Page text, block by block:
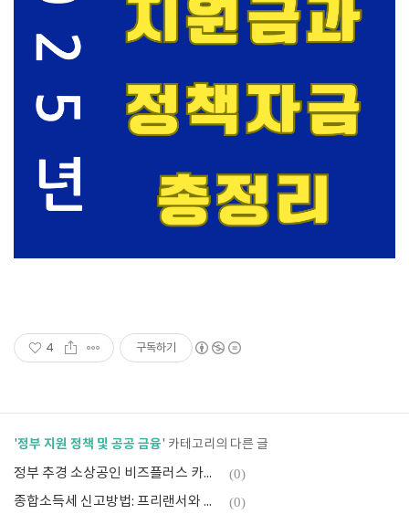
4 구독하기
'정부 지원 정책 및 공공 금융' 카테고리의 다른 글
정부 추경 소상공인 비즈플러스 카드, 3무희망잇기카드, 서울시 안심통장카드, 경기도 힘내GO카드 (0)
종합소득세 신고방법: 프리랜서와 자영업자를 위한 절세 전략부터 실전 신고까지 (0)